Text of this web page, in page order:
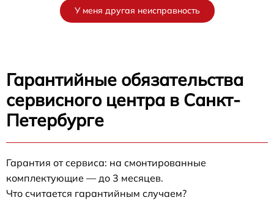
У меня другая неисправность
Гарантийные обязательства
сервисного центра в Санкт-
Петербурге
Гарантия от сервиса: на смонтированные
комплектующие — до 3 месяцев.
Что считается гарантийным случаем?